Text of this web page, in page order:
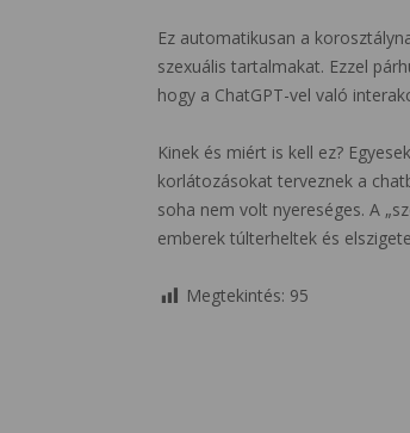
Ez automatikusan a
szexuális tartalmakat. Ezzel
hogy a ChatGPT-vel való
Kinek és miért is kell ez?
korlátozásokat terveznek a
soha nem volt nyereséges. A
emberek túlterheltek és
Megtekintés: 95